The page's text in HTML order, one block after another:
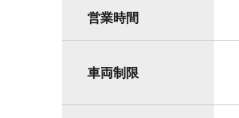
営業時間
車両制限